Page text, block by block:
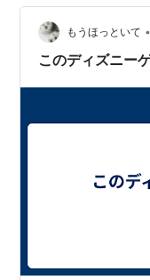
んあまりディズニ
るんじゃなかろう
もうほっといて •
このディズニー